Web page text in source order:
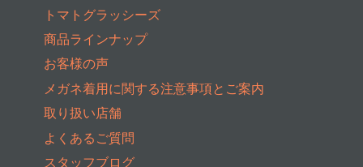
トマトグラッシーズ
商品ラインナップ
お客様の声
メガネ着用に関する注意事項とご案内
取り扱い店舗
よくあるご質問
スタッフブログ